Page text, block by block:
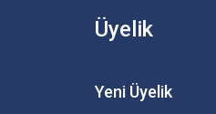
Üyelik
Yeni Üyelik